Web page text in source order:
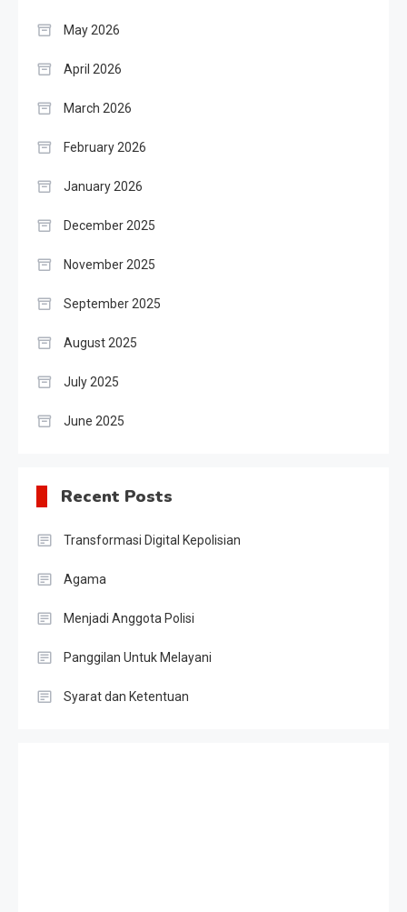
May 2026
April 2026
March 2026
February 2026
January 2026
December 2025
November 2025
September 2025
August 2025
July 2025
June 2025
Recent Posts
Transformasi Digital Kepolisian
Agama
Menjadi Anggota Polisi
Panggilan Untuk Melayani
Syarat dan Ketentuan